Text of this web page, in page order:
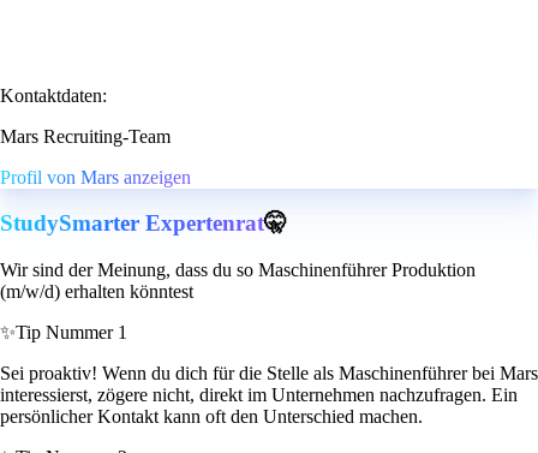
Kontaktdaten:
Mars Recruiting-Team
Profil von Mars anzeigen
StudySmarter Expertenrat🤫
Wir sind der Meinung, dass du so Maschinenführer Produktion
(m/w/d) erhalten könntest
✨Tip Nummer 1
Sei proaktiv! Wenn du dich für die Stelle als Maschinenführer bei Mars
interessierst, zögere nicht, direkt im Unternehmen nachzufragen. Ein
persönlicher Kontakt kann oft den Unterschied machen.